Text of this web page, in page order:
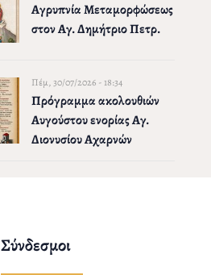
Αγρυπνία Μεταμορφώσεως
στον Αγ. Δημήτριο Πετρ.
Πέμ, 30/07/2026 - 18:34
Πρόγραμμα ακολουθιών
Αυγούστου ενορίας Αγ.
Διονυσίου Αχαρνών
Σύνδεσμοι